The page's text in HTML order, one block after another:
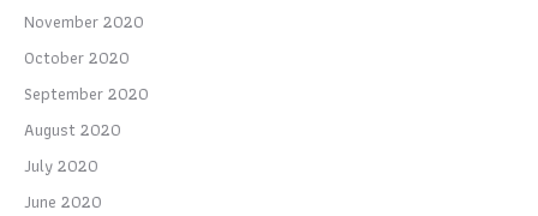
November 2020
October 2020
September 2020
August 2020
July 2020
June 2020